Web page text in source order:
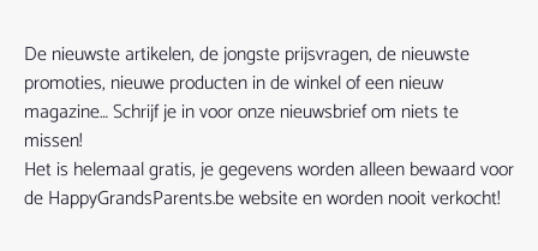
De nieuwste artikelen, de jongste prijsvragen, de nieuwste
promoties, nieuwe producten in de winkel of een nieuw
magazine… Schrijf je in voor onze nieuwsbrief om niets te
missen!
Het is helemaal gratis, je gegevens worden alleen bewaard voor
de HappyGrandsParents.be website en worden nooit verkocht!